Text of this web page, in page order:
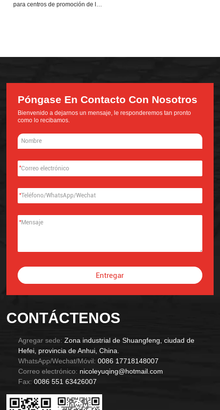
para centros de promoción de la
CONTÁCTENOS
Agregar sede: Zona industrial de Shuangfeng, ciudad de
Hefei, provincia de Anhui, China.
WhatsApp/Wechat/Móvil: 0086 17718148007
Correo electrónico: nicoleyuqing@hotmail.com
Fax: 0086 551 63426007
Póngase En Contacto Con Nosotros
Bienvenido a dejarnos un mensaje, le responderemos tan pronto
como lo recibamos.
*
*
*
Entregar